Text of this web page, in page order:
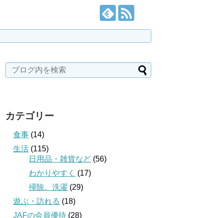
カテゴリー
食事 (14)
生活 (115)
日用品・雑貨など (56)
わかりやすく
(17)
掃除、洗濯 (29)
遊ぶ・訪れる (18)
JAFの会員優待 (28)